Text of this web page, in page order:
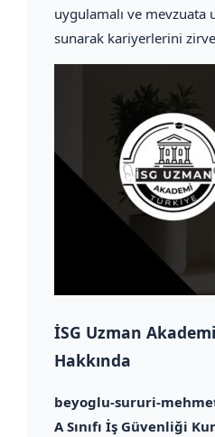
uygulamalı ve
sunarak kariyerlerini
İSG Uzman
Hakkında
beyoglu-sururi-
A Sınıfı İş Güvenliği